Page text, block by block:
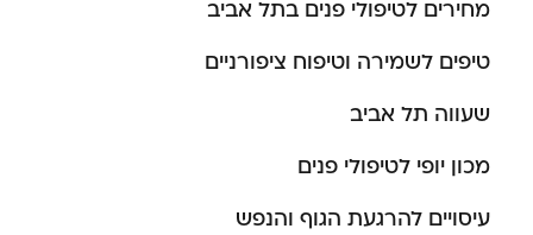
מחירים לטיפולי פנים בתל אביב
טיפים לשמירה וטיפוח ציפורניים
שעווה תל אביב
מכון יופי לטיפולי פנים
עיסויים להרגעת הגוף והנפש